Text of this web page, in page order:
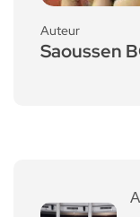
Auteur
Saoussen